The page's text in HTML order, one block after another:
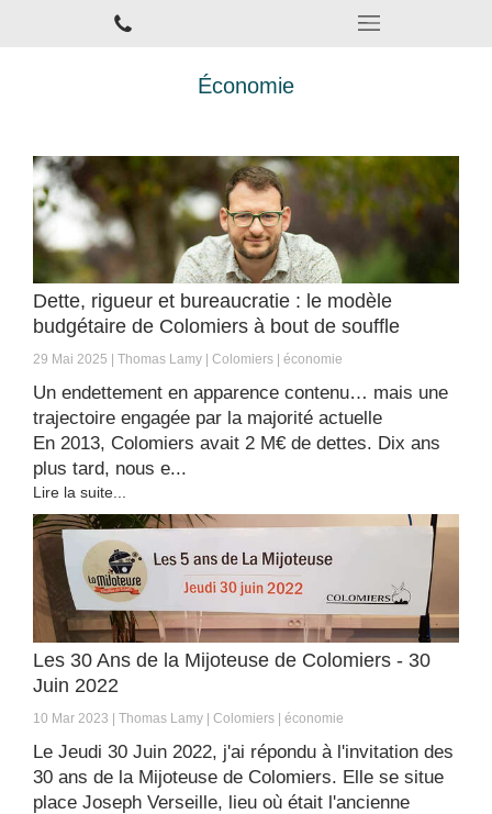
Économie
Dette, rigueur et bureaucratie : le modèle
budgétaire de Colomiers à bout de souffle
29 Mai 2025 Thomas Lamy Colomiers économie
Un endettement en apparence contenu… mais une
trajectoire engagée par la majorité actuelle
En 2013, Colomiers avait 2 M€ de dettes. Dix ans
plus tard, nous e...
Lire la suite...
Les 30 Ans de la Mijoteuse de Colomiers - 30
Juin 2022
10 Mar 2023 Thomas Lamy Colomiers économie
Le Jeudi 30 Juin 2022, j'ai répondu à l'invitation des
30 ans de la Mijoteuse de Colomiers. Elle se situe
place Joseph Verseille, lieu où était l'ancienne